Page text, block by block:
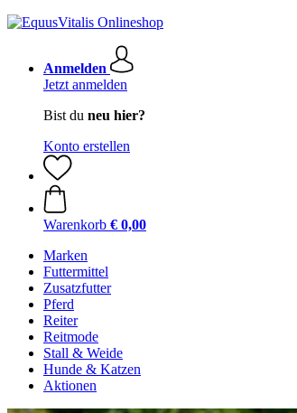
Anmelden
Jetzt anmelden
Bist du neu hier?
Konto erstellen
Warenkorb € 0,00
Marken
Futtermittel
Zusatzfutter
Pferd
Reiter
Reitmode
Stall & Weide
Hunde & Katzen
Aktionen